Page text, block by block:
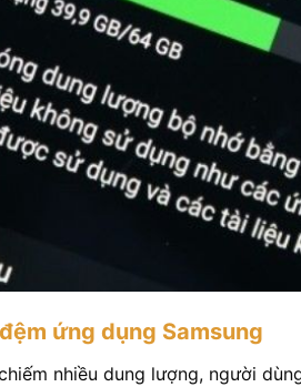
ứng dụng Samsung
nhiều dung lượng, người